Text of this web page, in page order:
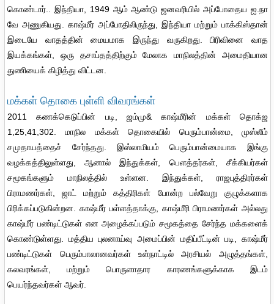
கொண்டார்.. இந்தியா, 1949 ஆம் ஆண்டு ஜனவரியில் அப்போதைய ஐ.நா
வே அணுகியது. காஷ்மீர் அப்போதிலிருந்து, இந்தியா மற்றும் பாக்கிஸ்தான்
இடையே வாதத்தின் மையமாக இருந்து வருகிறது. பிரிவினை வாத
இயக்கங்கள், ஒரு தசாப்தத்திற்கும் மேலாக மாநிலத்தின் அமைதியான
துணியைக் கிழித்து விட்டன.
மக்கள் தொகை புள்ளி விவரங்கள்
2011 கணக்கெடுப்பின் படி, ஜம்மு& காஷ்மீரின் மக்கள் தொக்ஜ
1,25,41,302. மாநில மக்கள் தொகையில் பெரும்பான்மை, முஸ்லீம்
சமுதாயத்தைச் சேர்ந்தது. இஸ்லாமியம் பெரும்பான்மையாக இங்கு
வழக்கத்திலுள்ளது, ஆனால் இந்துக்கள், பெளத்தர்கள், சீக்கியர்கள்
சமூகங்களும் மாநிலத்தில் உள்ளன. இந்துக்கள், ராஜபுத்திரர்கள்
பிராமணர்கள், ஜாட் மற்றும் கத்திரிகள் போன்ற பல்வேறு குழுக்களாக
பிரிக்கப்படுகின்றன. காஷ்மீர் பள்ளத்தாக்கு, காஷ்மீரி பிராமணர்கள் அல்லது
காஷ்மீர் பண்டிட்டுகள் என அழைக்கப்படும் சமூகத்தை சேர்ந்த மக்களைக்
கொண்டுள்ளது. மத்திய புலனாய்வு அமைப்பின் மதிப்பீட்டின் படி, காஷ்மீர்
பண்டிட்டுகள் பெரும்பாலானவர்கள் உள்நாட்டில் அரசியல் அழுத்தங்கள்,
கலவரங்கள், மற்றும் பொருளாதார காரணங்களுக்காக இடம்
பெயர்ந்தவர்கள் ஆவர்.